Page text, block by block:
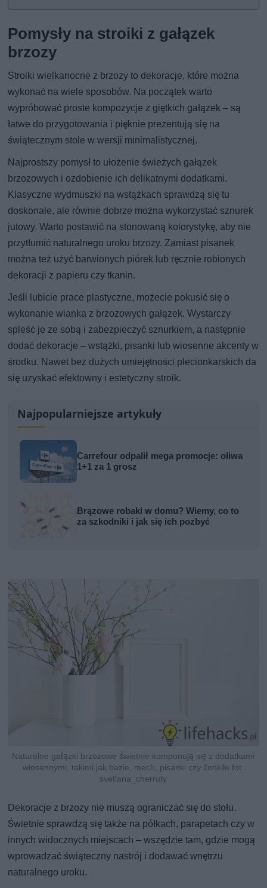
Pomysły na stroiki z gałązek
brzozy
Stroiki wielkanocne z brzozy to dekoracje, które można
wykonać na wiele sposobów. Na początek warto
wypróbować proste kompozycje z giętkich gałązek – są
łatwe do przygotowania i pięknie prezentują się na
świątecznym stole w wersji minimalistycznej.
Najprostszy pomysł to ułożenie świeżych gałązek
brzozowych i ozdobienie ich delikatnymi dodatkami.
Klasyczne wydmuszki na wstążkach sprawdzą się tu
doskonale, ale równie dobrze można wykorzystać sznurek
jutowy. Warto postawić na stonowaną kolorystykę, aby nie
przytłumić naturalnego uroku brzozy. Zamiast pisanek
można też użyć barwionych piórek lub ręcznie robionych
dekoracji z papieru czy tkanin.
Jeśli lubicie prace plastyczne, możecie pokusić się o
wykonanie wianka z brzozowych gałązek. Wystarczy
spleść je ze sobą i zabezpieczyć sznurkiem, a następnie
dodać dekoracje – wstążki, pisanki lub wiosenne akcenty w
środku. Nawet bez dużych umiejętności plecionkarskich da
się uzyskać efektowny i estetyczny stroik.
Najpopularniejsze artykuły
Carrefour odpalił mega promocje: oliwa
1+1 za 1 grosz
Brązowe robaki w domu? Wiemy, co to
za szkodniki i jak się ich pozbyć
Naturalne gałązki brzozowe świetnie komponują się z dodatkami
wiosennymi, takimi jak bazie, mech, pisanki czy żonkile fot.
svetlana_cherruty
Dekoracje z brzozy nie muszą ograniczać się do stołu.
Świetnie sprawdzą się także na półkach, parapetach czy w
innych widocznych miejscach – wszędzie tam, gdzie mogą
wprowadzać świąteczny nastrój i dodawać wnętrzu
naturalnego uroku.